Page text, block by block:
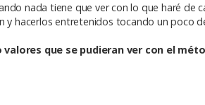
nada tiene que ver con lo que haré de
y hacerlos entretenidos tocando un poco
que se pudieran ver con el